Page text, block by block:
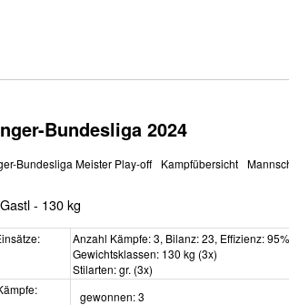
Bundesliga 2024
Bundesliga Meister Play-off Kampfübersicht
- 130 kg
Anzahl Kämpfe: 3, Bilanz: 23, Effizienz: 95%
Gewichtsklassen: 130 kg (3x)
Stilarten: gr. (3x)
gewonnen: 3